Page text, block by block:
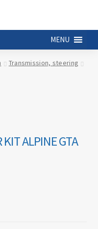
MENU
Transmission, steering
ALPINE GTA